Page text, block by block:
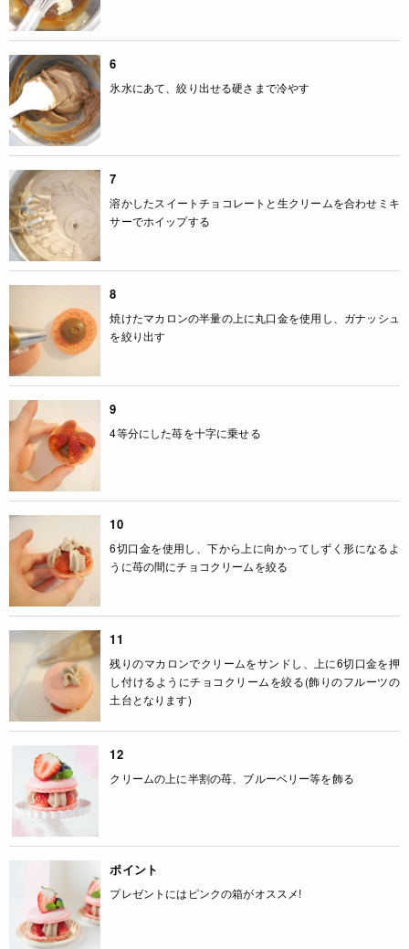
6
氷水にあて、絞り出せる硬さまで冷やす
7
溶かしたスイートチョコレートと生クリームを合わせミキ
サーでホイップする
8
焼けたマカロンの半量の上に丸口金を使用し、ガナッシュ
を絞り出す
9
4等分にした苺を十字に乗せる
10
6切口金を使用し、下から上に向かってしずく形になるよ
うに苺の間にチョコクリームを絞る
11
残りのマカロンでクリームをサンドし、上に6切口金を押
し付けるようにチョコクリームを絞る(飾りのフルーツの
土台となります)
12
クリームの上に半割の苺、ブルーベリー等を飾る
ポイント
プレゼントにはピンクの箱がオススメ!